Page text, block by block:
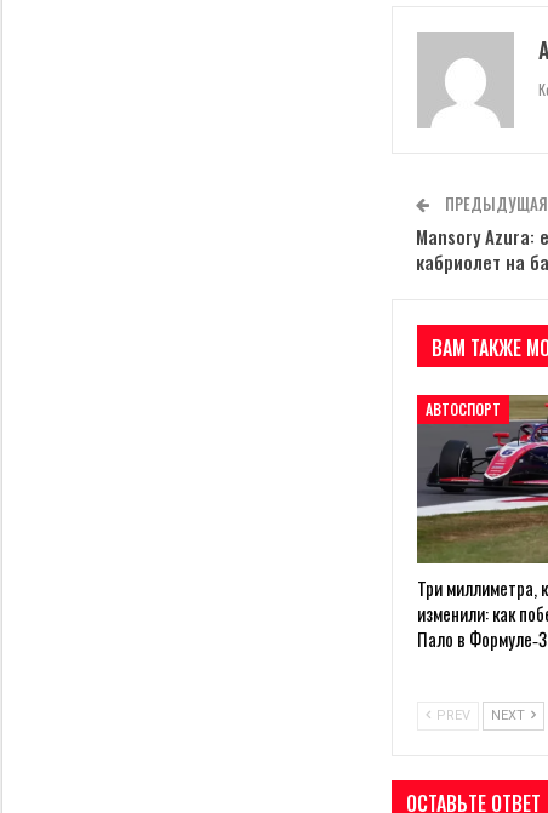
ПРЕДЫДУЩАЯ
Mansory
кабриолет на
ВАМ ТАКЖЕ
АВТОСПОРТ
Три миллиметра,
изменили: как
Пало в
PREV NEXT
ОСТАВЬТЕ ОТВЕТ